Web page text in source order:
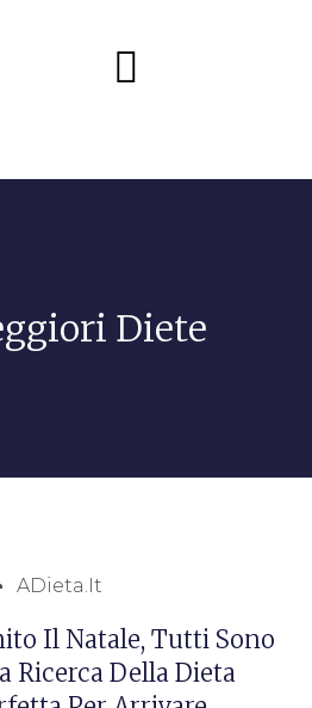
Diete
ADieta.it
Il Natale, Tutti Sono
Ricerca Della Dieta